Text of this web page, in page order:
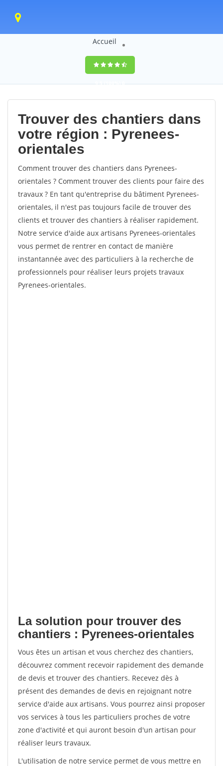
Accueil
9,5(100%)0
votes
Trouver des chantiers dans
votre région : Pyrenees-
orientales
Comment trouver des chantiers dans Pyrenees-
orientales ? Comment trouver des clients pour faire des
travaux ? En tant qu'entreprise du bâtiment Pyrenees-
orientales, il n'est pas toujours facile de trouver des
clients et trouver des chantiers à réaliser rapidement.
Notre service d'aide aux artisans Pyrenees-orientales
vous permet de rentrer en contact de manière
instantannée avec des particuliers à la recherche de
professionnels pour réaliser leurs projets travaux
Pyrenees-orientales.
La solution pour trouver des
chantiers : Pyrenees-orientales
Vous êtes un artisan et vous cherchez des chantiers,
découvrez comment recevoir rapidement des demande
de devis et trouver des chantiers. Recevez dès à
présent des demandes de devis en rejoignant notre
service d'aide aux artisans. Vous pourrez ainsi proposer
vos services à tous les particuliers proches de votre
zone d'activité et qui auront besoin d'un artisan pour
réaliser leurs travaux.
L'utilisation de notre service permet de vous mettre en